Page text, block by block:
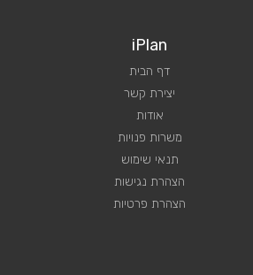
iPlan
דף הבית
יצירת קשר
אודות
משרות פנויות
תנאי שימוש
הצהרת נגישות
הצהרת פרטיות